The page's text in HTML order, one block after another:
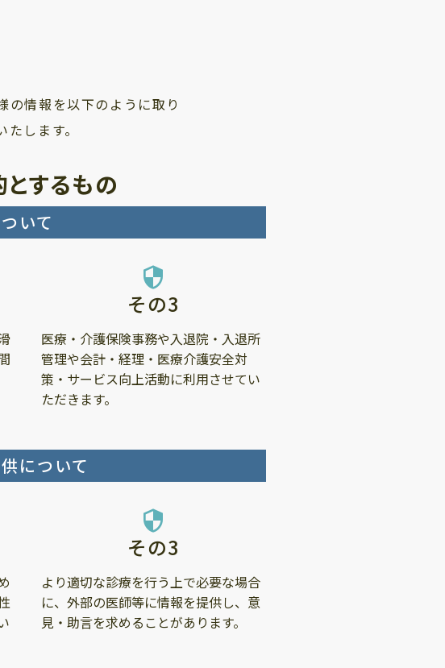
の情報を以下のように取り
します。
するもの
いて
security
その3
医療・介護保険事務や入退院・入退所
管理や会計・経理・医療介護安全対
策・サービス向上活動に利用させてい
ただきます。
について
security
その3
より適切な診療を行う上で必要な場合
に、外部の医師等に情報を提供し、意
見・助言を求めることがあります。